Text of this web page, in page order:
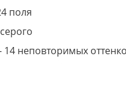
поля
14 неповторимых